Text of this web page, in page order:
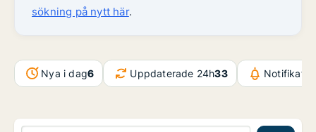
sökning på nytt här.
Nya i dag6 Uppdaterade 24h33